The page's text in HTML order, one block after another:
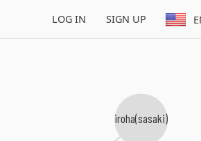
LOG IN SIGN UP
iroha(sasaki)